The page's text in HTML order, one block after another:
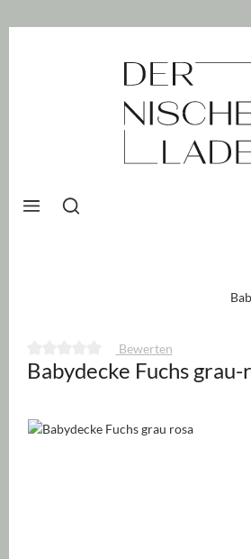
Durchschnittliche Bewertung von 0 von
Bewerten
Babydecke Fuchs grau-
Bildergalerie überspringen